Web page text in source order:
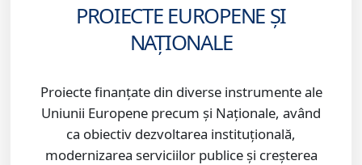
PROIECTE EUROPENE ȘI
NAȚIONALE
Proiecte finanțate din diverse instrumente ale
Uniunii Europene precum și Naționale, având
ca obiectiv dezvoltarea instituțională,
modernizarea serviciilor publice și creșterea